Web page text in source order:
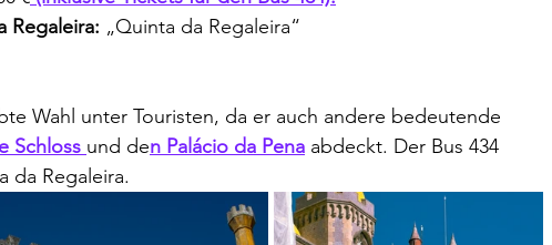
Regaleira: „Quinta da Regaleira“
Wahl unter Touristen, da er auch andere bedeutende
Schloss und den Palácio da Pena abdeckt. Der Bus 434
da Regaleira.